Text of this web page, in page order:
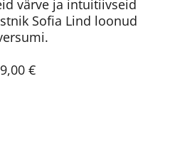
värve ja intuitiivseid
Sofia Lind loonud
€